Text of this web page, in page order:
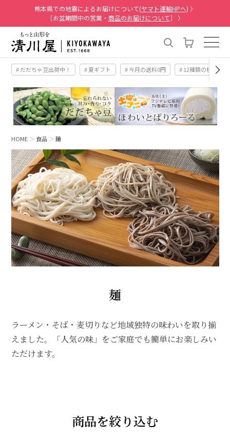
熊本県での地震によるお届けについて(ヤマト運輸HPへ) 〉
［お盆期間中の営業・ 商品のお届けについて］ 〉
# だだちゃ豆出荷中！ # 夏ギフト # 今月の送料0円 # 12種類の桃
HOME 食品 麺
麺
ラーメン・そば・麦切りなど地域独特の味わいを取り揃
えました。「人気の味」をご家庭でも簡単にお楽しみい
ただけます。
商品を絞り込む